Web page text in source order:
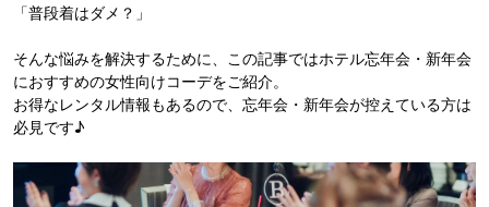
「普段着はダメ？」
そんな悩みを解決するために、この記事ではホテル忘年会・新年会
におすすめの女性向けコーデをご紹介。
お得なレンタル情報もあるので、忘年会・新年会が控えている方は
必見です♪